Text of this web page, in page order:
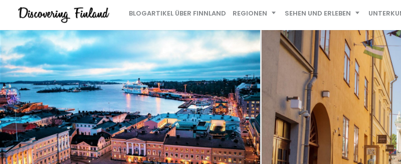
BLOGARTIKEL ÜBER FINNLAND REGIONEN SEHEN UND ERLEBEN